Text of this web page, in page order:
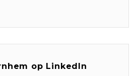
op LinkedIn